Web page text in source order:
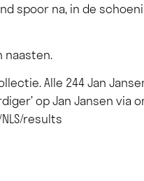
spoor na, in de
naasten.
Alle 244 Jan
op Jan Jansen via
results